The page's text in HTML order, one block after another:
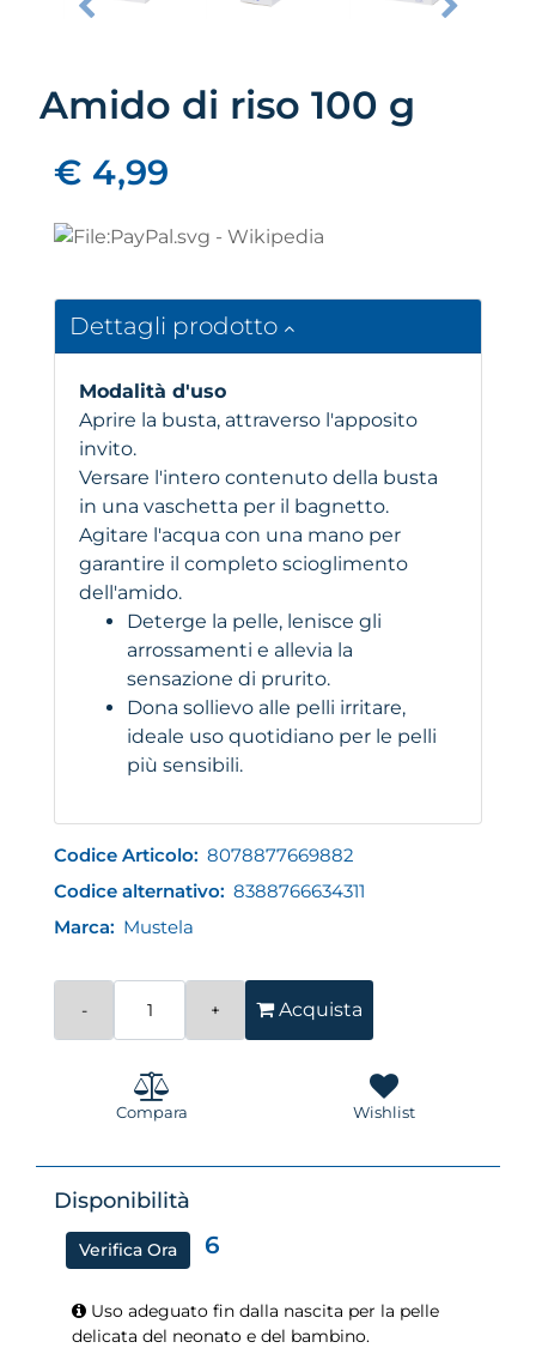
Amido di riso 100 g
€ 4,99
Dettagli prodotto
Modalità d'uso
Aprire la busta, attraverso l'apposito
invito.
Versare l'intero contenuto della busta
in una vaschetta per il bagnetto.
Agitare l'acqua con una mano per
garantire il completo scioglimento
dell'amido.
Deterge la pelle, lenisce gli
arrossamenti e allevia la
sensazione di prurito.
Dona sollievo alle pelli irritare,
ideale uso quotidiano per le pelli
più sensibili.
Codice Articolo: 8078877669882
Codice alternativo: 8388766634311
Marca: Mustela
Acquista
Compara Wishlist
Disponibilità
Verifica Ora 6
Uso adeguato fin dalla nascita per la pelle
delicata del neonato e del bambino.